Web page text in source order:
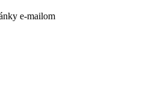
e-mailom